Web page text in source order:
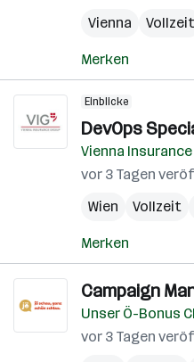
Vienna
Vollzeit
Merken
Einblicke
DevOps
Vienna
vor 3 Tagen
Wien
Vollzeit
Merken
Campaign
Unser Ö-Bonus
vor 3 Tagen